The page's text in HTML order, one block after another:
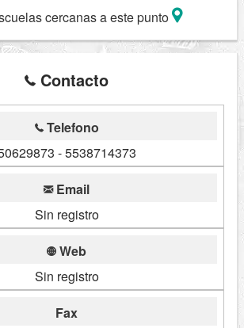
cercanas a este punto
Contacto
Telefono
- 5538714373
Email
Sin registro
Web
Sin registro
Fax